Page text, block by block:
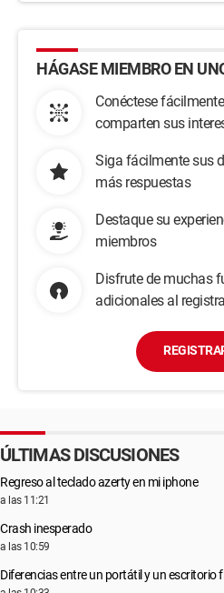
HÁGASE MIEMBRO EN
Conéctese
comparten sus
Siga fácilmente sus
más respuestas
Destaque su
miembros
Disfrute de muchas
adicionales al
ÚLTIMAS DISCUSIONES
Regreso al teclado azerty en mi iphone
a las 11:21
Crash inesperado
a las 10:59
Diferencias entre un portátil y un escritorio